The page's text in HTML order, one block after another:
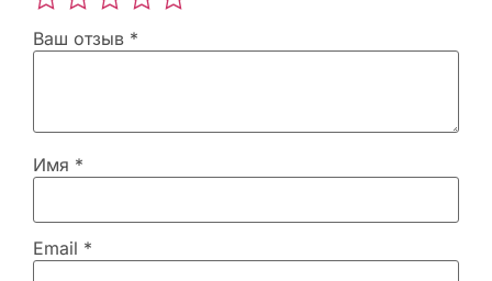
Ваш отзыв *
Имя *
Email *